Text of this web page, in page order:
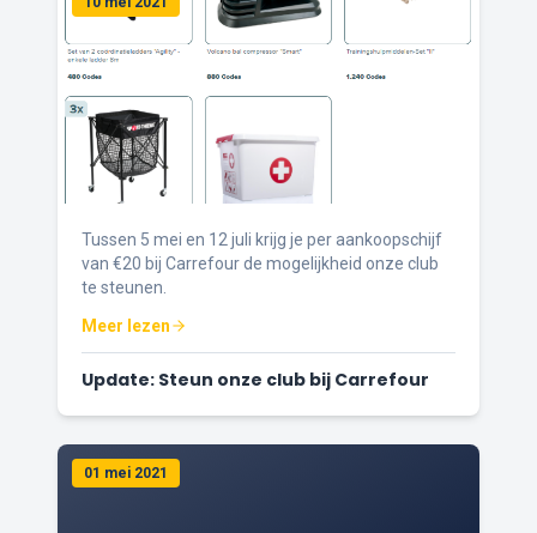
Tussen 5 mei en 12 juli krijg je per aankoopschijf
van €20 bij Carrefour de mogelijkheid onze club
te steunen.
Meer lezen
Update: Steun onze club bij Carrefour
01 mei 2021